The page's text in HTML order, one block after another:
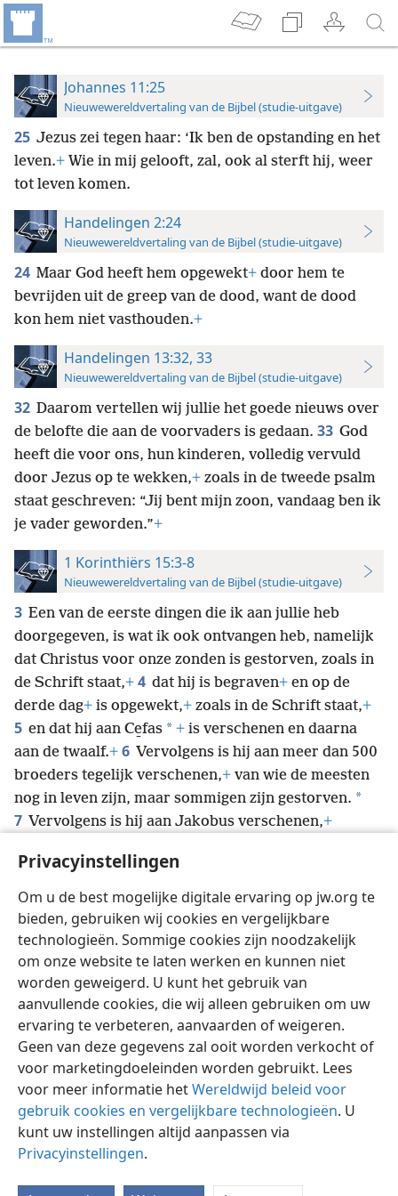
Privacyinstellingen
Om u de best mogelijke digitale ervaring op jw.org te
bieden, gebruiken wij cookies en vergelijkbare
technologieën. Sommige cookies zijn noodzakelijk
om onze website te laten werken en kunnen niet
worden geweigerd. U kunt het gebruik van
aanvullende cookies, die wij alleen gebruiken om uw
ervaring te verbeteren, aanvaarden of weigeren.
Geen van deze gegevens zal ooit worden verkocht of
voor marketingdoeleinden worden gebruikt. Lees
voor meer informatie hetWereldwijd beleid voor
gebruik cookies en vergelijkbare technologieën. U
kunt uw instellingen altijd aanpassen via
Privacyinstellingen.
Johannes 11:25
Nieuwewereldvertaling van de Bijbel (studie-uitgave)
25 Jezus zei tegen haar: ‘Ik ben de opstanding en het
leven.+ Wie in mij gelooft, zal, ook al sterft hij, weer
tot leven komen.
Handelingen 2:24
Nieuwewereldvertaling van de Bijbel (studie-uitgave)
24 Maar God heeft hem opgewekt+ door hem te
bevrijden uit de greep van de dood, want de dood
kon hem niet vasthouden.+
Handelingen 13:32, 33
Nieuwewereldvertaling van de Bijbel (studie-uitgave)
32 Daarom vertellen wij jullie het goede nieuws over
de belofte die aan de voorvaders is gedaan. 33 God
heeft die voor ons, hun kinderen, volledig vervuld
door Jezus op te wekken,+ zoals in de tweede psalm
staat geschreven: “Jij bent mijn zoon, vandaag ben ik
je vader geworden.”+
1 Korinthiërs 15:3-8
Nieuwewereldvertaling van de Bijbel (studie-uitgave)
3 Een van de eerste dingen die ik aan jullie heb
doorgegeven, is wat ik ook ontvangen heb, namelijk
dat Christus voor onze zonden is gestorven, zoals in
de Schrift staat,+ 4 dat hij is begraven+ en op de
derde dag+ is opgewekt,+ zoals in de Schrift staat,+
5 en dat hij aan Ce̱fas * + is verschenen en daarna
aan de twaalf.+ 6 Vervolgens is hij aan meer dan 500
broeders tegelijk verschenen,+ van wie de meesten
nog in leven zijn, maar sommigen zijn gestorven. *
7 Vervolgens is hij aan Jakobus verschenen,+
allemaal verscheen hij ook aan mij,
die te vroeg geboren is.
Nederlands Instellingen
Copyright © 2026 Watch Tower Bible and Tract Society of Pennsylvania
Gebruiksvoorwaarden Privacybeleid
Privacyinstellingen
Inloggen